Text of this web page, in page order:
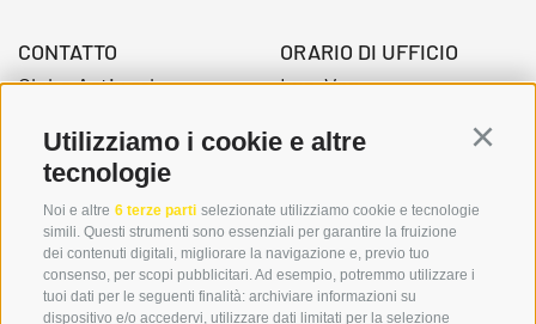
Utilizziamo i cookie e altre
tecnologie
Noi e altre 6 terze parti selezionate utilizziamo cookie e tecnologie
simili. Questi strumenti sono essenziali per garantire la fruizione
dei contenuti digitali, migliorare la navigazione e, previo tuo
consenso, per scopi pubblicitari. Ad esempio, potremmo utilizzare i
tuoi dati per le seguenti finalità: archiviare informazioni su
dispositivo e/o accedervi, utilizzare dati limitati per la selezione
CONTATTO
Globo Activ srl
39034 Dobbiaco
+39 0474 976139
info@globoalpin.com
ORARIO DI UFFICIO
Lun-Ven.
14.00 – 17:00 Uhr